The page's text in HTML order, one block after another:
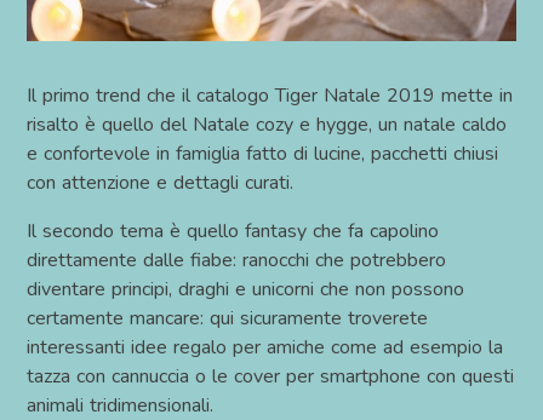
Il primo trend che il catalogo Tiger Natale 2019 mette in
risalto è quello del Natale cozy e hygge, un natale caldo
e confortevole in famiglia fatto di lucine, pacchetti chiusi
con attenzione e dettagli curati.
Il secondo tema è quello fantasy che fa capolino
direttamente dalle fiabe: ranocchi che potrebbero
diventare principi, draghi e unicorni che non possono
certamente mancare: qui sicuramente troverete
interessanti idee regalo per amiche come ad esempio la
tazza con cannuccia o le cover per smartphone con questi
animali tridimensionali.